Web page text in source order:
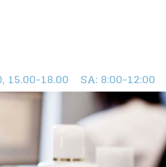
15.00-18.00 SA: 8:00-12:00